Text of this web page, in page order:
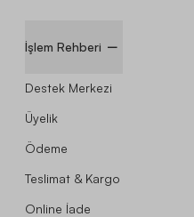
İşlem Rehberi
Destek Merkezi
Üyelik
Ödeme
Teslimat & Kargo
Online İade